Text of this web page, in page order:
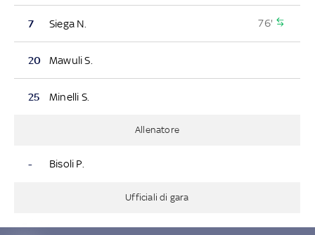
7 Siega N. 76'
20 Mawuli S.
25 Minelli S.
Allenatore
- Bisoli P.
Ufficiali di gara